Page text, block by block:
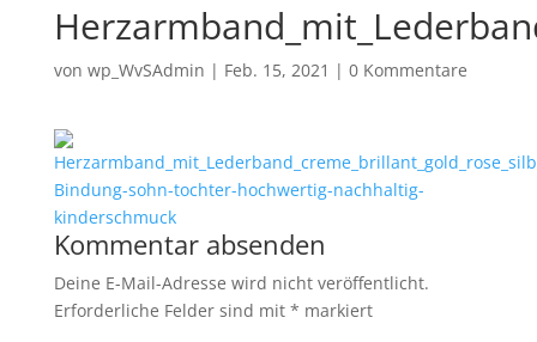
von wp_WvSAdmin | Feb. 15, 2021 | 0 Kommentare
Kommentar absenden
Deine E-Mail-Adresse wird nicht veröffentlicht.
Erforderliche Felder sind mit * markiert